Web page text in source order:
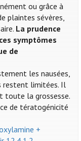
ou grâce à
plaintes sévères,
La prudence
symptômes
de
les nausées,
restent limitées. Il
toute la grossesse.
de tératogénicité
+